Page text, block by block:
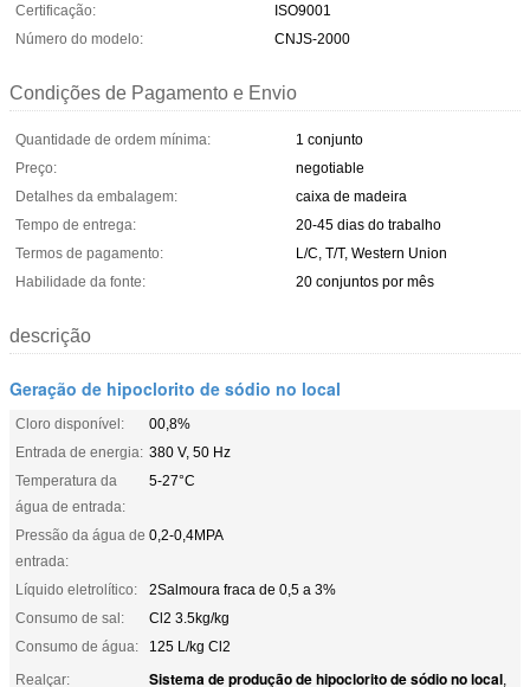
Certificação:
ISO9001
Número do modelo:
CNJS-2000
Condições de Pagamento e Envio
Quantidade de ordem mínima:
1 conjunto
Preço:
negotiable
Detalhes da embalagem:
caixa de madeira
Tempo de entrega:
20-45 dias do trabalho
Termos de pagamento:
L/C, T/T, Western Union
Habilidade da fonte:
20 conjuntos por mês
descrição
Geração de hipoclorito de sódio no local
Cloro disponível:
00,8%
Entrada de energia: 380 V, 50 Hz
Temperatura da
água de entrada:
5-27°C
Pressão da água de
entrada:
0,2-0,4MPA
Líquido eletrolítico:
2Salmoura fraca de 0,5 a 3%
Consumo de sal:
Cl2 3.5kg/kg
Consumo de água:
125 L/kg Cl2
Realçar:
Sistema de produção de hipoclorito de sódio no local,